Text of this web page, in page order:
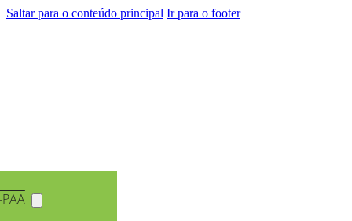
Saltar para o conteúdo principal Ir para o footer